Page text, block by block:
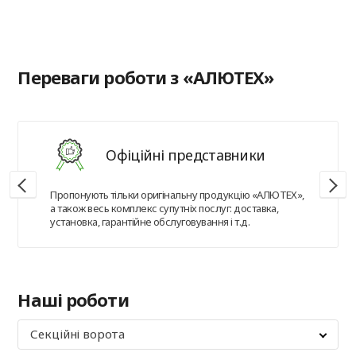
Переваги роботи з «АЛЮТЕХ»
Офіційні представники
Пропонують тільки оригінальну продукцію «АЛЮТЕХ»,
а також весь комплекс супутніх послуг: доставка,
установка, гарантійне обслуговування і т.д.
Наші роботи
Секційні ворота